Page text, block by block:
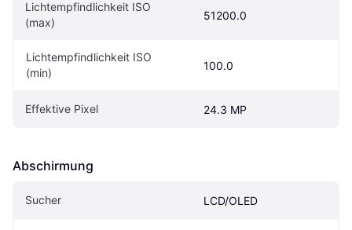
Lichtempfindlichkeit ISO
(max)
51200.0
Lichtempfindlichkeit ISO
(min)
100.0
Effektive Pixel 24.3 MP
Abschirmung
Sucher LCD/OLED